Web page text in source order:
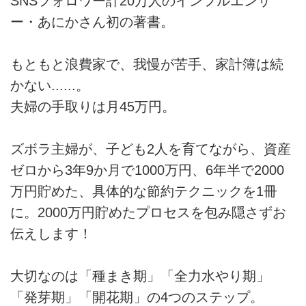
ー・あにかさん初の著書。
もともと浪費家で、我慢が苦手、家計簿は続
かない......。
夫婦の手取りは月45万円。
ズボラ主婦が、子ども2人を育てながら、資産
ゼロから3年9か月で1000万円、6年半で2000
万円貯めた、具体的な節約テクニックを1冊
に。2000万円貯めたプロセスを包み隠さずお
伝えします！
大切なのは「種まき期」「全力水やり期」
「発芽期」「開花期」の4つのステップ。